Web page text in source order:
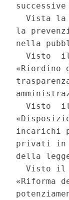
Vista la
la
nella
Visto
Visto
incarichi
privati in
della
Visto il
«Riforma